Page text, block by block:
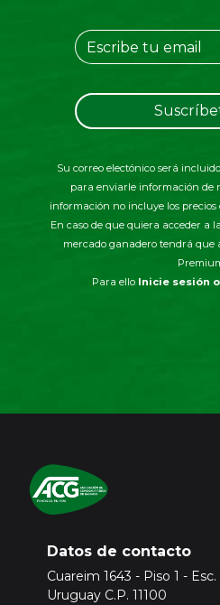
Su correo electónico será
para enviarle información de
información no incluye los precios
En caso de que quiera acceder a
mercado ganadero tendrá
Para ello Inicie sesión
Datos de contacto
Cuareim 1643 - Piso 1 -
Uruguay C.P. 11100